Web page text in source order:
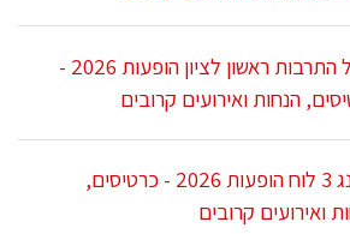
היכל התרבות ראשון לציון הופעות 2026 -
הנחות ואירועים קרובים
רדינג 3 לוח הופעות 2026 - כרטיסים,
ואירועים קרובים